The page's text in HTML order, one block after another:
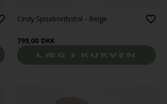
Cindy Spisebordsstol - Beige
799,00 DKK